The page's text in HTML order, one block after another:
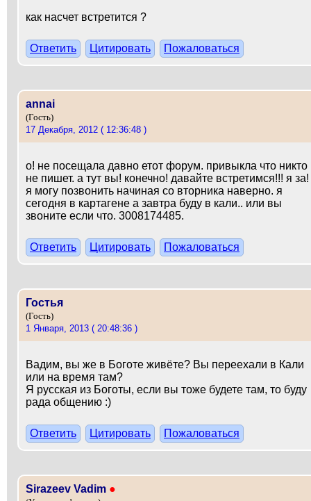
как насчет встретится ?
Ответить Цитировать Пожаловаться
annai
(Гость)
17 Декабря, 2012 ( 12:36:48 )
о! не посещала давно етот форум. привыкла что никто
не пишет. а тут вы! конечно! давайте встретимся!!! я за!
я могу позвонить начиная со вторника наверно. я
сегодня в картагене а завтра буду в кали.. или вы
звоните если что. 3008174485.
Ответить Цитировать Пожаловаться
Гостья
(Гость)
1 Января, 2013 ( 20:48:36 )
Вадим, вы же в Боготе живёте? Вы переехали в Кали
или на время там?
Я русская из Боготы, если вы тоже будете там, то буду
рада общению :)
Ответить Цитировать Пожаловаться
Sirazeev Vadim ●